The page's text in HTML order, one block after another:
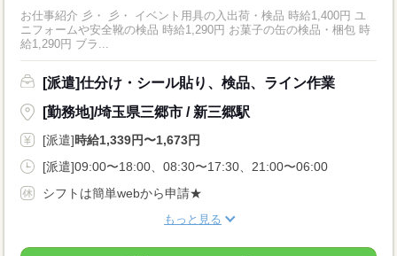
お仕事紹介 彡・ 彡・ イベント用具の入出荷・検品 時給1,400円 ユ
ニフォームや安全靴の検品 時給1,290円 お菓子の缶の検品・梱包 時
給1,290円 ブラ...
[派遣]仕分け・シール貼り、検品、ライン作業
[勤務地]/埼玉県三郷市 / 新三郷駅
[派遣]時給1,339円〜1,673円
[派遣]09:00〜18:00、08:30〜17:30、21:00〜06:00
シフトは簡単webから申請★
もっと見る